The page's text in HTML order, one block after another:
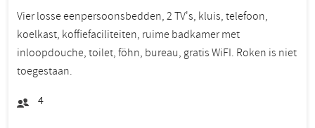
Vier losse eenpersoonsbedden, 2 TV's, kluis, telefoon,
koelkast, koffiefaciliteiten, ruime badkamer met
inloopdouche, toilet, föhn, bureau, gratis WiFI. Roken is niet
toegestaan.
4